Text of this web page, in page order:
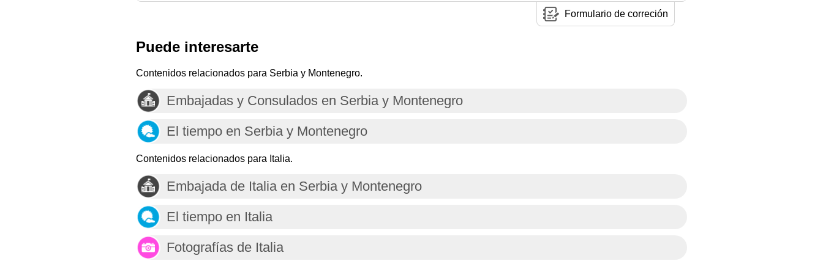
Formulario de correción
Puede interesarte
Contenidos relacionados para Serbia y Montenegro.
Embajadas y Consulados en Serbia y Montenegro
El tiempo en Serbia y Montenegro
Contenidos relacionados para Italia.
Embajada de Italia en Serbia y Montenegro
El tiempo en Italia
Fotografías de Italia